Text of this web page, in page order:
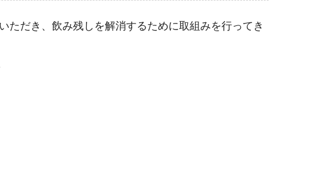
ただき、飲み残しを解消するために取組みを行ってき